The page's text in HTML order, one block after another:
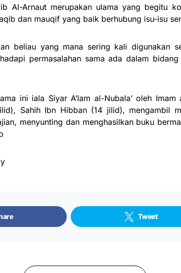
Al-Arnaut merupakan ulama yang begitu
dan mauqif yang baik berhubung isu-isu
beliau yang mana sering kali digunakan
permasalahan sama ada dalam
ini iala Siyar A’lam al-Nubala’ oleh
Sahih Ibn Hibban (14 jilid), mengambil
menyunting dan menghasilkan buku
Tweet